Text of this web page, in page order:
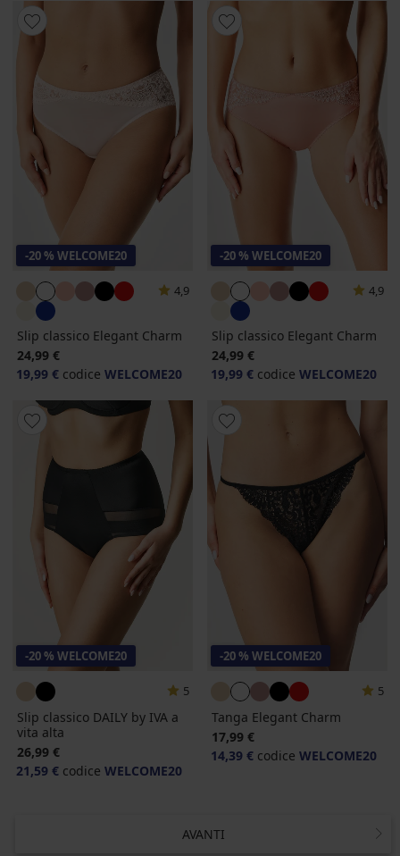
-20 % WELCOME20
4,9
Slip classico Elegant Charm
24,99 €
19,99 € codice WELCOME20
-20 % WELCOME20
4,9
Slip classico Elegant Charm
24,99 €
19,99 € codice WELCOME20
-20 % WELCOME20
5
Slip classico DAILY by IVA a
vita alta
26,99 €
21,59 € codice WELCOME20
-20 % WELCOME20
5
Tanga Elegant Charm
17,99 €
14,39 € codice WELCOME20
AVANTI